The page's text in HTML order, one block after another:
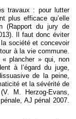
travaux : pour lutter
plus efficace qu’elle
(Rapport du jury de
Il faut donc éviter
société et concevoir
à la vie commune.
plancher » qui, non
à l’égard du juge,
de la peine,
et la sévérité de
M. Herzog-Evans,
AJ pénal 2007.